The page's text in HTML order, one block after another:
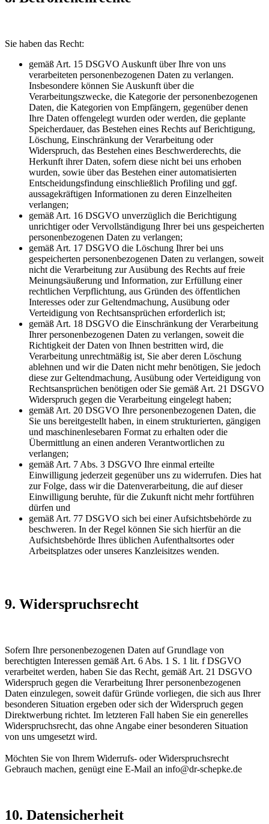
Sie haben das Recht:
gemäß Art. 15 DSGVO Auskunft über Ihre von uns
verarbeiteten personenbezogenen Daten zu verlangen.
Insbesondere können Sie Auskunft über die
Verarbeitungszwecke, die Kategorie der personenbezogenen
Daten, die Kategorien von Empfängern, gegenüber denen
Ihre Daten offengelegt wurden oder werden, die geplante
Speicherdauer, das Bestehen eines Rechts auf Berichtigung,
Löschung, Einschränkung der Verarbeitung oder
Widerspruch, das Bestehen eines Beschwerderechts, die
Herkunft ihrer Daten, sofern diese nicht bei uns erhoben
wurden, sowie über das Bestehen einer automatisierten
Entscheidungsfindung einschließlich Profiling und ggf.
aussagekräftigen Informationen zu deren Einzelheiten
verlangen;
gemäß Art. 16 DSGVO unverzüglich die Berichtigung
unrichtiger oder Vervollständigung Ihrer bei uns gespeicherten
personenbezogenen Daten zu verlangen;
gemäß Art. 17 DSGVO die Löschung Ihrer bei uns
gespeicherten personenbezogenen Daten zu verlangen, soweit
nicht die Verarbeitung zur Ausübung des Rechts auf freie
Meinungsäußerung und Information, zur Erfüllung einer
rechtlichen Verpflichtung, aus Gründen des öffentlichen
Interesses oder zur Geltendmachung, Ausübung oder
Verteidigung von Rechtsansprüchen erforderlich ist;
gemäß Art. 18 DSGVO die Einschränkung der Verarbeitung
Ihrer personenbezogenen Daten zu verlangen, soweit die
Richtigkeit der Daten von Ihnen bestritten wird, die
Verarbeitung unrechtmäßig ist, Sie aber deren Löschung
ablehnen und wir die Daten nicht mehr benötigen, Sie jedoch
diese zur Geltendmachung, Ausübung oder Verteidigung von
Rechtsansprüchen benötigen oder Sie gemäß Art. 21 DSGVO
Widerspruch gegen die Verarbeitung eingelegt haben;
gemäß Art. 20 DSGVO Ihre personenbezogenen Daten, die
Sie uns bereitgestellt haben, in einem strukturierten, gängigen
und maschinenlesebaren Format zu erhalten oder die
Übermittlung an einen anderen Verantwortlichen zu
verlangen;
gemäß Art. 7 Abs. 3 DSGVO Ihre einmal erteilte
Einwilligung jederzeit gegenüber uns zu widerrufen. Dies hat
zur Folge, dass wir die Datenverarbeitung, die auf dieser
Einwilligung beruhte, für die Zukunft nicht mehr fortführen
dürfen und
gemäß Art. 77 DSGVO sich bei einer Aufsichtsbehörde zu
beschweren. In der Regel können Sie sich hierfür an die
Aufsichtsbehörde Ihres üblichen Aufenthaltsortes oder
Arbeitsplatzes oder unseres Kanzleisitzes wenden.
9. Widerspruchsrecht
Sofern Ihre personenbezogenen Daten auf Grundlage von
berechtigten Interessen gemäß Art. 6 Abs. 1 S. 1 lit. f DSGVO
verarbeitet werden, haben Sie das Recht, gemäß Art. 21 DSGVO
Widerspruch gegen die Verarbeitung Ihrer personenbezogenen
Daten einzulegen, soweit dafür Gründe vorliegen, die sich aus Ihrer
besonderen Situation ergeben oder sich der Widerspruch gegen
Direktwerbung richtet. Im letzteren Fall haben Sie ein generelles
Widerspruchsrecht, das ohne Angabe einer besonderen Situation
von uns umgesetzt wird.
Möchten Sie von Ihrem Widerrufs- oder Widerspruchsrecht
Gebrauch machen, genügt eine E-Mail an info@dr-schepke.de
10. Datensicherheit